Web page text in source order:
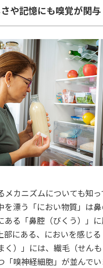
や記憶にも嗅覚が関与
メカニズムについても知
を漂う「におい物質」は
ある「鼻腔（びくう）」
部にある、においを感じ
く）」には、繊毛（せん
「嗅神経細胞」が並んで